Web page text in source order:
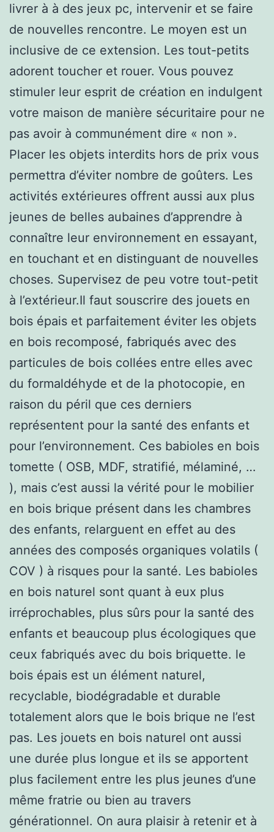
livrer à à des jeux pc, intervenir et se faire
de nouvelles rencontre. Le moyen est un
inclusive de ce extension. Les tout-petits
adorent toucher et rouer. Vous pouvez
stimuler leur esprit de création en indulgent
votre maison de manière sécuritaire pour ne
pas avoir à communément dire « non ».
Placer les objets interdits hors de prix vous
permettra d’éviter nombre de goûters. Les
activités extérieures offrent aussi aux plus
jeunes de belles aubaines d’apprendre à
connaître leur environnement en essayant,
en touchant et en distinguant de nouvelles
choses. Supervisez de peu votre tout-petit
à l’extérieur.Il faut souscrire des jouets en
bois épais et parfaitement éviter les objets
en bois recomposé, fabriqués avec des
particules de bois collées entre elles avec
du formaldéhyde et de la photocopie, en
raison du péril que ces derniers
représentent pour la santé des enfants et
pour l’environnement. Ces babioles en bois
tomette ( OSB, MDF, stratifié, mélaminé, …
), mais c’est aussi la vérité pour le mobilier
en bois brique présent dans les chambres
des enfants, relarguent en effet au des
années des composés organiques volatils (
COV ) à risques pour la santé. Les babioles
en bois naturel sont quant à eux plus
irréprochables, plus sûrs pour la santé des
enfants et beaucoup plus écologiques que
ceux fabriqués avec du bois briquette. le
bois épais est un élément naturel,
recyclable, biodégradable et durable
totalement alors que le bois brique ne l’est
pas. Les jouets en bois naturel ont aussi
une durée plus longue et ils se apportent
plus facilement entre les plus jeunes d’une
même fratrie ou bien au travers
générationnel. On aura plaisir à retenir et à